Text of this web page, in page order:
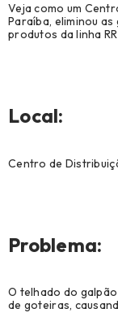
Veja como um
Paraíba, eliminou
produtos da linha
Local:
Centro de
Problema:
O telhado do
de goteiras,
Agronegócio
Construção
Notícias (9)
Revenda (1)